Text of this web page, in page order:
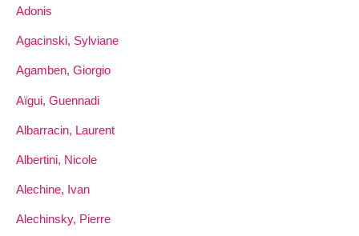
Adonis
Agacinski, Sylviane
Agamben, Giorgio
Aïgui, Guennadi
Albarracin, Laurent
Albertini, Nicole
Alechine, Ivan
Alechinsky, Pierre